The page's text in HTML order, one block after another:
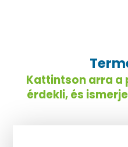
Kattintson arra a
érdekli, és